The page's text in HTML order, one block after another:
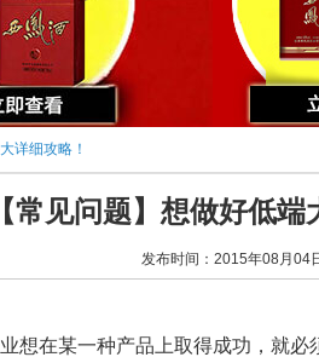
详细攻略！
【常见问题】想做好低
发布时间：2015年08月04
在某一种产品上取得成功，就必